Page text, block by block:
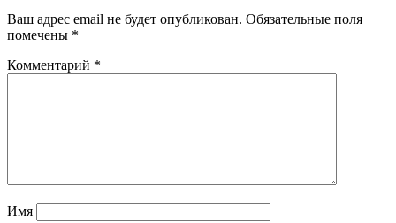
Ваш адрес email не будет опубликован. Обязательные поля
помечены *
Комментарий *
Имя